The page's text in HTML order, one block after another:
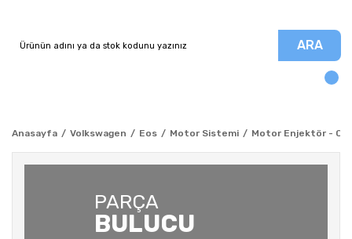
ARA
Anasayfa Volkswagen Eos Motor Sistemi Motor Enjektör -
PARÇA
BULUCU